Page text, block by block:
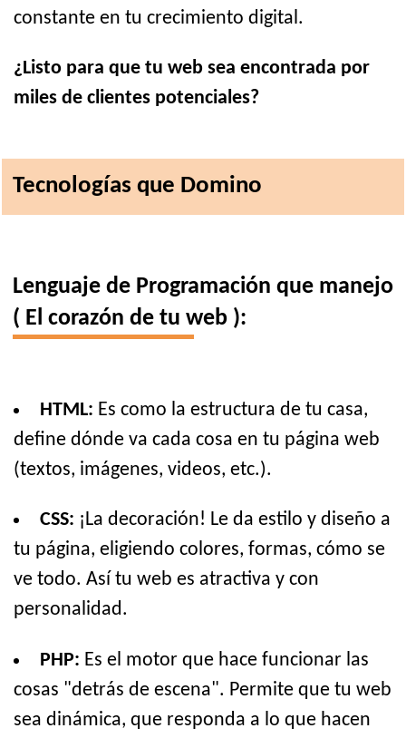
constante en tu crecimiento digital.
¿Listo para que tu web sea encontrada por
miles de clientes potenciales?
Tecnologías que Domino
Lenguaje de Programación que manejo
( El corazón de tu web ):
HTML: Es como la estructura de tu casa,
define dónde va cada cosa en tu página web
(textos, imágenes, videos, etc.).
CSS: ¡La decoración! Le da estilo y diseño a
tu página, eligiendo colores, formas, cómo se
ve todo. Así tu web es atractiva y con
personalidad.
PHP: Es el motor que hace funcionar las
cosas "detrás de escena". Permite que tu web
sea dinámica, que responda a lo que hacen